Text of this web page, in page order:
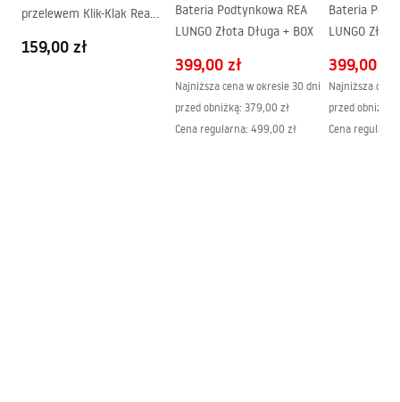
Warranty_Terms_and_Conditions_Basins_-_5.pdf
przelewem Klik-Klak Rea
159,00 zł
Bateria Podtynkowa REA
LUNGO Złota Długa + BOX
399,00 zł
Najniższa cena w okresie 30 dni
przed obniżką: 379,00 zł
Cena regularna: 499,00 zł
Bateria
LUNGO
399,00 zł
Najniższa
przed obniżką:
Cena regularna